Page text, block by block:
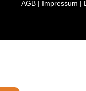
AGB | Impressum |